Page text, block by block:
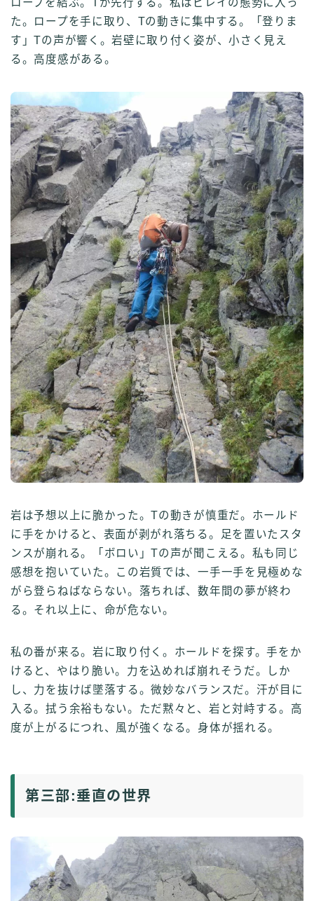
ロープを結ぶ。Tが先行する。私はビレイの態勢に入っ
た。ロープを手に取り、Tの動きに集中する。「登りま
す」Tの声が響く。岩壁に取り付く姿が、小さく見え
る。高度感がある。
岩は予想以上に脆かった。Tの動きが慎重だ。ホールド
に手をかけると、表面が剥がれ落ちる。足を置いたスタ
ンスが崩れる。「ボロい」Tの声が聞こえる。私も同じ
感想を抱いていた。この岩質では、一手一手を見極めな
がら登らねばならない。落ちれば、数年間の夢が終わ
る。それ以上に、命が危ない。
私の番が来る。岩に取り付く。ホールドを探す。手をか
けると、やはり脆い。力を込めれば崩れそうだ。しか
し、力を抜けば墜落する。微妙なバランスだ。汗が目に
入る。拭う余裕もない。ただ黙々と、岩と対峙する。高
度が上がるにつれ、風が強くなる。身体が揺れる。
第三部:垂直の世界